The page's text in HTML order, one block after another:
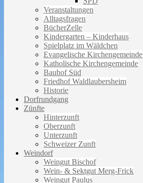
Veranstaltungen
Alltagsfragen
BücherZelle
Kindergarten – Kinderhaus
Spielplatz im Wäldchen
Evangelische Kirchengemeinde
Katholische Kirchengemeinde
Bauhof Süd
Friedhof Waldlaubersheim
Historie
Dorfrundgang
Zünfte
Hinterzunft
Oberzunft
Unterzunft
Schweizer Zunft
Weindorf
Weingut Bischof
Wein- & Sektgut Merg-Frick
Weingut Paulus